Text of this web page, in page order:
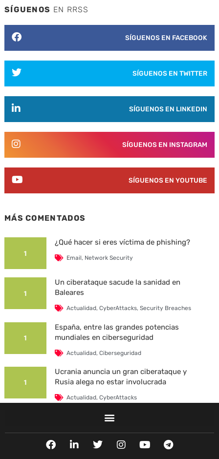
SÍGUENOS EN RRSS
SÍGUENOS EN FACEBOOK
SÍGUENOS EN TWITTER
SÍGUENOS EN LINKEDIN
SÍGUENOS EN INSTAGRAM
SÍGUENOS EN YOUTUBE
MÁS COMENTADOS
1
¿Qué hacer si eres víctima de phishing?
Email, Network Security
1
Un ciberataque sacude la sanidad en
Baleares
Actualidad,CyberAttacks,Security Breaches
1
España, entre las grandes potencias
mundiales en ciberseguridad
Actualidad,Ciberseguridad
1
Ucrania anuncia un gran ciberataque y
Rusia alega no estar involucrada
Actualidad,CyberAttacks
La Universidad Autónoma de Barcelona es
Actualidad,CyberAttacks ,Security Breaches
F
a
L
i
T
w
I
n
Y
o
T
e